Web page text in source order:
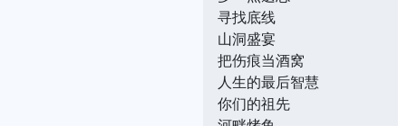
寻找底线
山洞盛宴
把伤痕当酒窝
人生的最后智慧
你们的祖先